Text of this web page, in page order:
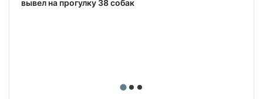
вывел на прогулку 38 собак